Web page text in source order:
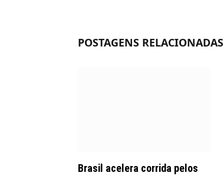
POSTAGENS RELACIONADAS
Brasil acelera corrida pelos